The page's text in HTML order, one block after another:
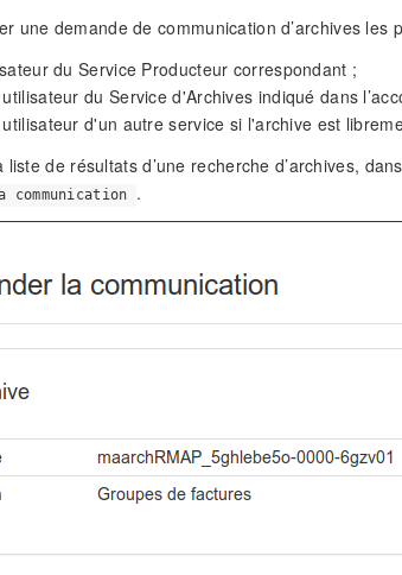
une demande de communication d’archives les
du Service Producteur correspondant ;
du Service d'Archives indiqué dans
d'un autre service si l'archive est
de résultats d’une recherche d’archives,
communication .